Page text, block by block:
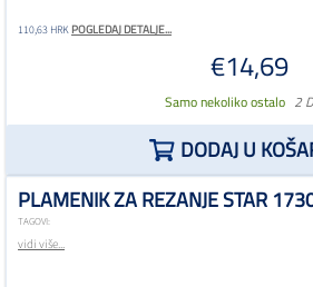
110,63 HRKPOGLEDAJ DETALJE...
€14,69
Samo nekoliko ostalo 2
DODAJ U
PLAMENIK ZA REZANJE STAR
TAGOVI:
vidi više...